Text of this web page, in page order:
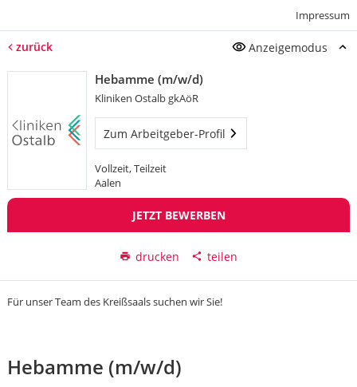
Impressum
zurück Anzeigemodus
Hebamme (m/w/d)
Kliniken Ostalb gkAöR
Zum Arbeitgeber-Profil
Vollzeit, Teilzeit
Aalen
JETZT BEWERBEN
drucken teilen
Für unser Team des Kreißsaals suchen wir Sie!
Hebamme (m/w/d)